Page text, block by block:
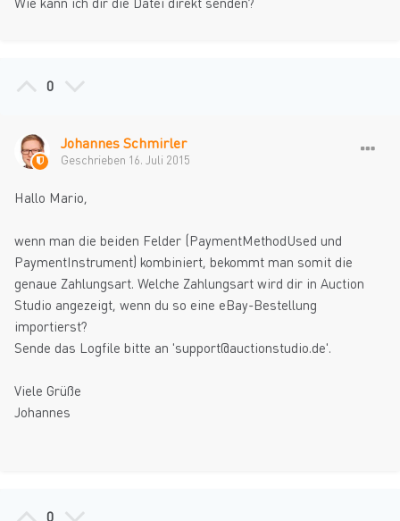
0
Johannes Schmirler
Geschrieben 16. Juli 2015
Hallo Mario,
wenn man die beiden Felder (PaymentMethodUsed und
PaymentInstrument) kombiniert, bekommt man somit die
genaue Zahlungsart. Welche Zahlungsart wird dir in Auction
Studio angezeigt, wenn du so eine eBay-Bestellung
importierst?
Sende das Logfile bitte an 'support@auctionstudio.de'.
Viele Grüße
Johannes
0